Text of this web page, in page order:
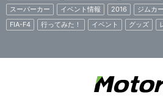
スーパーカー
イベント情報 2016 ジムカ
FIA-F4
行ってみた！ イベント グッズ